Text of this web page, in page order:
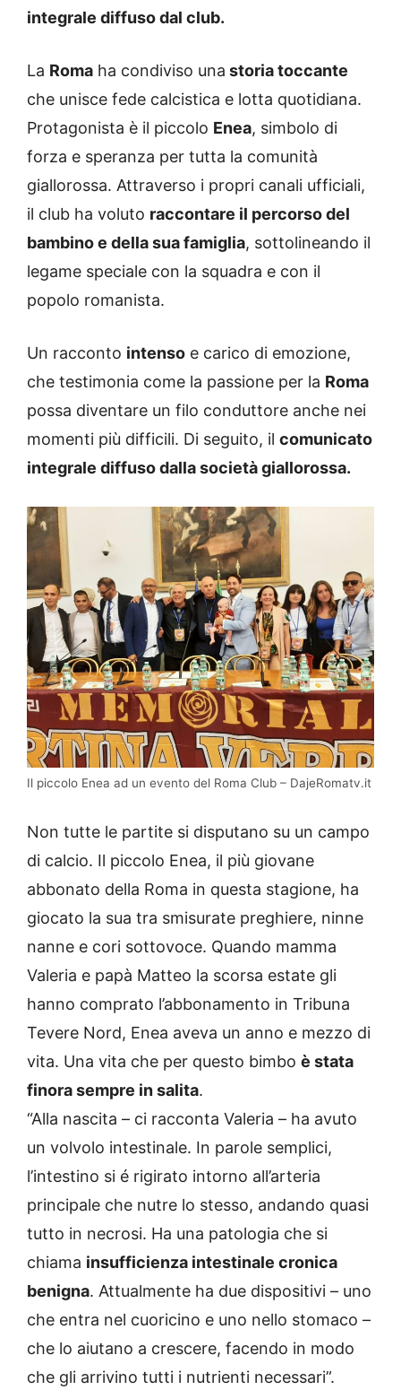
integrale diffuso dal club.
La Roma ha condiviso una storia toccante
che unisce fede calcistica e lotta quotidiana.
Protagonista è il piccolo Enea, simbolo di
forza e speranza per tutta la comunità
giallorossa. Attraverso i propri canali ufficiali,
il club ha voluto raccontare il percorso del
bambino e della sua famiglia, sottolineando il
legame speciale con la squadra e con il
popolo romanista.
Un racconto intenso e carico di emozione,
che testimonia come la passione per la Roma
possa diventare un filo conduttore anche nei
momenti più difficili. Di seguito, il comunicato
integrale diffuso dalla società giallorossa.
Il piccolo Enea ad un evento del Roma Club – DajeRomatv.it
Non tutte le partite si disputano su un campo
di calcio. Il piccolo Enea, il più giovane
abbonato della Roma in questa stagione, ha
giocato la sua tra smisurate preghiere, ninne
nanne e cori sottovoce. Quando mamma
Valeria e papà Matteo la scorsa estate gli
hanno comprato l’abbonamento in Tribuna
Tevere Nord, Enea aveva un anno e mezzo di
vita. Una vita che per questo bimbo è stata
finora sempre in salita.
“Alla nascita – ci racconta Valeria – ha avuto
un volvolo intestinale. In parole semplici,
l’intestino si é rigirato intorno all’arteria
principale che nutre lo stesso, andando quasi
tutto in necrosi. Ha una patologia che si
chiama insufficienza intestinale cronica
benigna. Attualmente ha due dispositivi – uno
che entra nel cuoricino e uno nello stomaco –
che lo aiutano a crescere, facendo in modo
che gli arrivino tutti i nutrienti necessari”.